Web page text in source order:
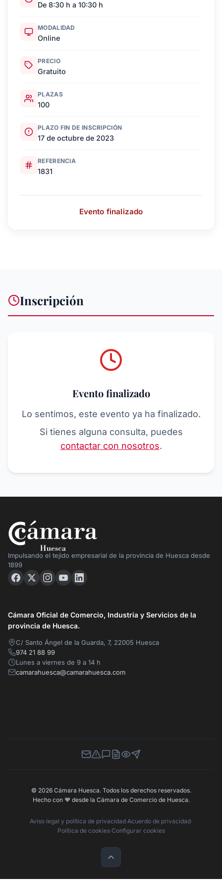
De 8:30 h a 10:30 h
MODALIDAD
Online
PRECIO
Gratuito
PLAZAS
100
PLAZO FIN DE INSCRIPCIÓN
17 de octubre de 2023
REFERENCIA
1831
Evento finalizado
Inscripción
Evento finalizado
Lo sentimos, este evento ya ha finalizado.
Si tienes alguna consulta, puedes
contactar con nosotros.
Impulsando el tejido empresarial de la provincia de Huesca desde
1899
Cámara Oficial de Comercio, Industria y Servicios de la
provincia de Huesca.
C/ Santo Ángel de la Guarda, 7, 22005 Huesca
974 21 88 99
Lunes a viernes de 9 a 14 h
camarahuesca@camarahuesca.com
Newsletter
Canal de Denuncias
Buzón de Sugerencias
Perfil Contratante
Ley de Transparencia
Contacta con nosotros
© 2026 Cámara Huesca. Todos los derechos reservados.
Hecho con ❤️desde la Cámara de Comercio de Huesca.
Aviso legal y política de privacidad·Acuerdo de privacidad·
Política de cookies·Configurar cookies